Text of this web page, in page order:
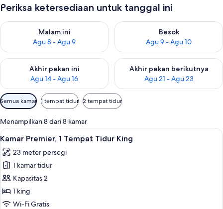
Periksa ketersediaan untuk tanggal ini
Malam ini
Agu 8 - Agu 9
Periksa ketersediaan untuk malam ini Agu 8 - Agu 9
Besok
Agu 9 - Agu 10
Periksa ketersediaan untuk
Akhir pekan ini
Agu 14 - Agu 16
Periksa ketersediaan untuk akhir pekan ini Agu 14 - Agu 16
Akhir pekan berikutnya
Agu 21 - Agu 23
Periksa ketersediaan untuk
Filter
tersedia
untuk
kamar
Semua kamar 1 tempat tidur 2 tempat tidur
Menampilkan 8 dari 8 kamar
Lihat
semua
foto
untuk
Kamar
Premier,
1
Kamar Premier, 1 Tempat Tidur
4
Kamar Premier, 1 Tempat Tidur King
23 meter persegi
1 kamar tidur
Kapasitas 2
1 king
Wi-Fi Gratis